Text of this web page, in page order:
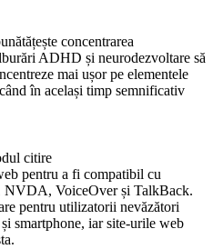
concentrarea
ADHD și neurodezvoltare să
mai ușor pe elementele
în același timp semnificativ
citire
pentru a fi compatibil cu
NVDA, VoiceOver și TalkBack.
pentru utilizatorii nevăzători
smartphone, iar site-urile web